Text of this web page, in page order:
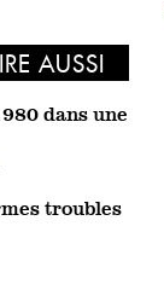
AUSSI
dans une
troubles